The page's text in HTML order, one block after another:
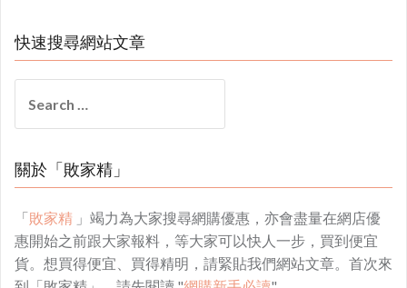
快速搜尋網站文章
for:
關於「敗家精」
「敗家精 」竭力為大家搜尋網購優惠，亦會盡量在網店優
惠開始之前跟大家報料，等大家可以快人一步，買到便宜
貨。想買得便宜、買得精明，請緊貼我們網站文章。首次來